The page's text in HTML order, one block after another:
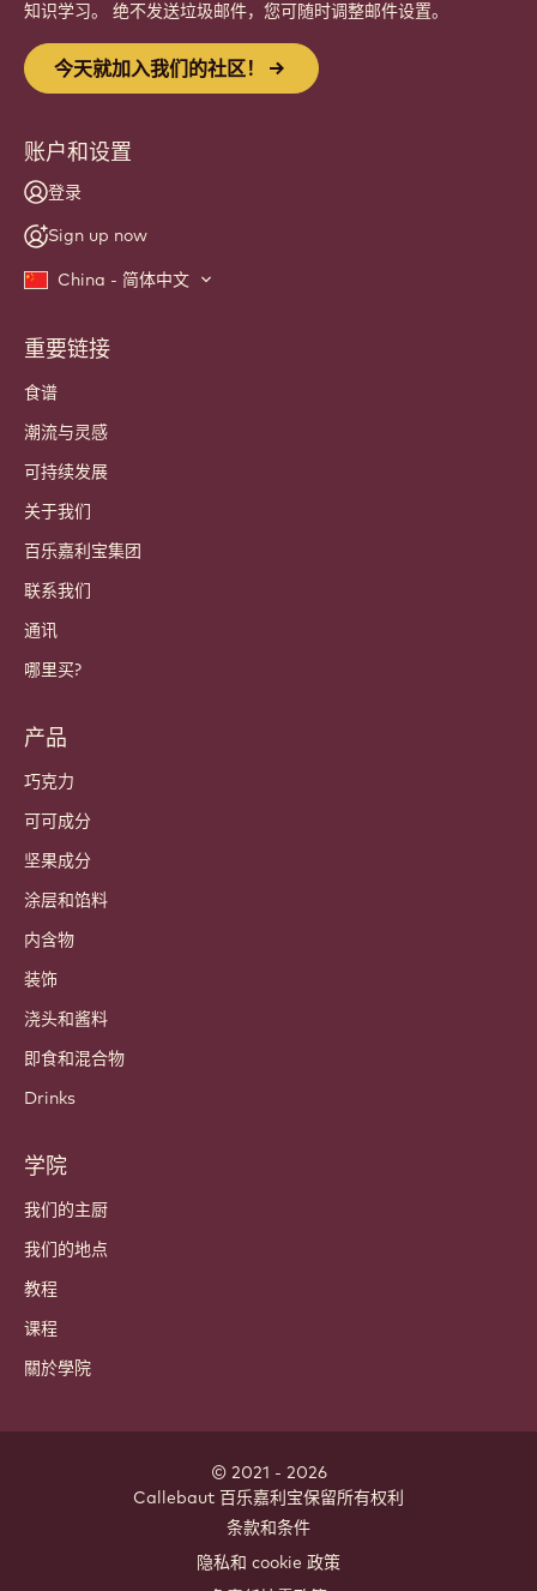
知识学习。 绝不发送垃圾邮件，您可随时调整邮件设置。
今天就加入我们的社区！
账户和设置
登录
Sign up now
China - 简体中文
Footer
Callebaut
重要链接
食谱
潮流与灵感
可持续发展
关于我们
百乐嘉利宝集团
联系我们
通讯
哪里买?
产品
巧克力
可可成分
坚果成分
涂层和馅料
内含物
装饰
浇头和酱料
即食和混合物
Drinks
学院
我们的主厨
我们的地点
教程
课程
關於學院
© 2021 - 2026
Callebaut 百乐嘉利宝保留所有权利
条款和条件
隐私和 cookie 政策